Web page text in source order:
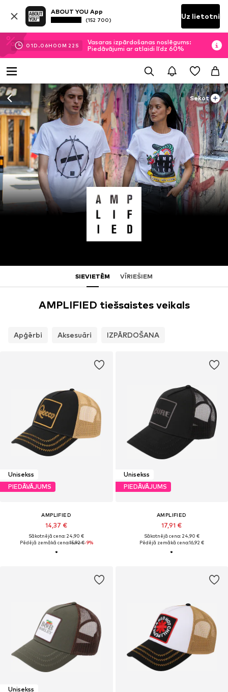
ABOUT YOU App
(152 700) Uz lietotni
01D.06H 00M 22 S
Vasaras izpārdošanas noslēgums:
Piedāvājumi ar atlaidi līdz 60%
Sekot
SIEVIETĒM VĪRIEŠIEM
AMPLIFIED tiešsaistes veikals
Apģērbi Aksesuāri IZPĀRDOŠANA
Unisekss
PIEDĀVĀJUMS
AMPLIFIED
14,37 €
Sākotnējā cena: 24,90 €
Pēdējā zemākā cena:15,92 €-9%
Unisekss
PIEDĀVĀJUMS
AMPLIFIED
17,91 €
Sākotnējā cena: 24,90 €
Pēdējā zemākā cena:16,92 €
Unisekss